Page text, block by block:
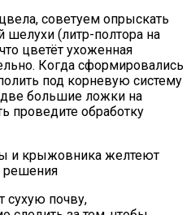
советуем опрыскать
шелухи (литр-полтора на
цветёт ухоженная
Когда сформировались
под корневую систему
большие ложки на
проведите обработку
и крыжовника желтеют
решения
сухую почву,